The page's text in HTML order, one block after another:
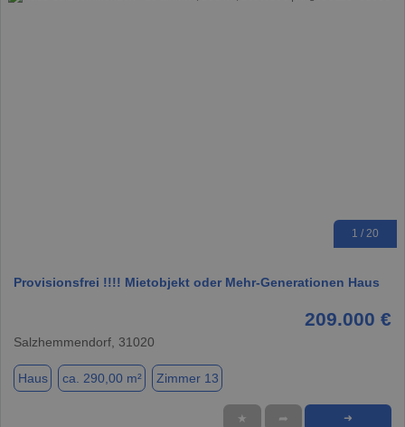
1 / 20
Provisionsfrei !!!! Mietobjekt oder Mehr-Generationen Haus
209.000 €
Salzhemmendorf, 31020
Haus ca. 290,00 m² Zimmer 13
★ ➦ ➜